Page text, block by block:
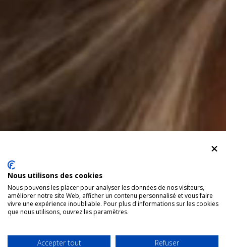
Nous utilisons des cookies
Nous pouvons les placer pour analyser les données de nos visiteurs,
améliorer notre site Web, afficher un contenu personnalisé et vous faire
vivre une expérience inoubliable. Pour plus d'informations sur les cookies
que nous utilisons, ouvrez les paramètres.
Accepter tout Refuser